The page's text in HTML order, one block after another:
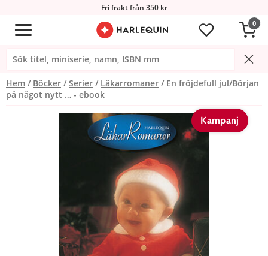
Fri frakt från 350 kr
0
Hem Böcker Serier Läkarromaner
En fröjdefull jul/Början
på något nytt … - ebook
Kampanj